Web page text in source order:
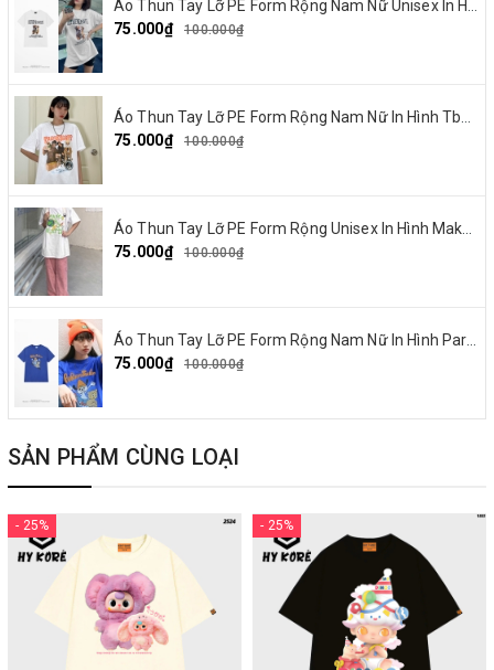
75.000₫
100.000₫
75.000₫
100.000₫
75.000₫
100.000₫
75.000₫
100.000₫
SẢN PHẨM CÙNG LOẠI
- 25% - 25%